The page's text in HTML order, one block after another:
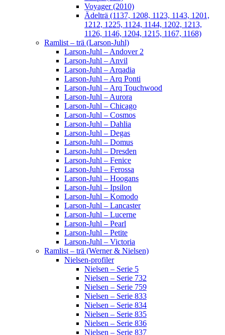
Voyager (2010)
Ädelträ (1137, 1208, 1123, 1143, 1201,
1212, 1225, 1124, 1144, 1202, 1213,
1126, 1146, 1204, 1215, 1167, 1168)
Ramlist – trä (Larson-Juhl)
Larson-Juhl – Andover 2
Larson-Juhl – Anvil
Larson-Juhl – Arqadia
Larson-Juhl – Arq Ponti
Larson-Juhl – Arq Touchwood
Larson-Juhl – Aurora
Larson-Juhl – Chicago
Larson-Juhl – Cosmos
Larson-Juhl – Dahlia
Larson-Juhl – Degas
Larson-Juhl – Domus
Larson-Juhl – Dresden
Larson-Juhl – Fenice
Larson-Juhl – Ferossa
Larson-Juhl – Hoogans
Larson-Juhl – Ipsilon
Larson-Juhl – Komodo
Larson-Juhl – Lancaster
Larson-Juhl – Lucerne
Larson-Juhl – Pearl
Larson-Juhl – Petite
Larson-Juhl – Victoria
Ramlist – trä (Werner & Nielsen)
Nielsen-profiler
Nielsen – Serie 5
Nielsen – Serie 732
Nielsen – Serie 759
Nielsen – Serie 833
Nielsen – Serie 834
Nielsen – Serie 835
Nielsen – Serie 836
Nielsen – Serie 837